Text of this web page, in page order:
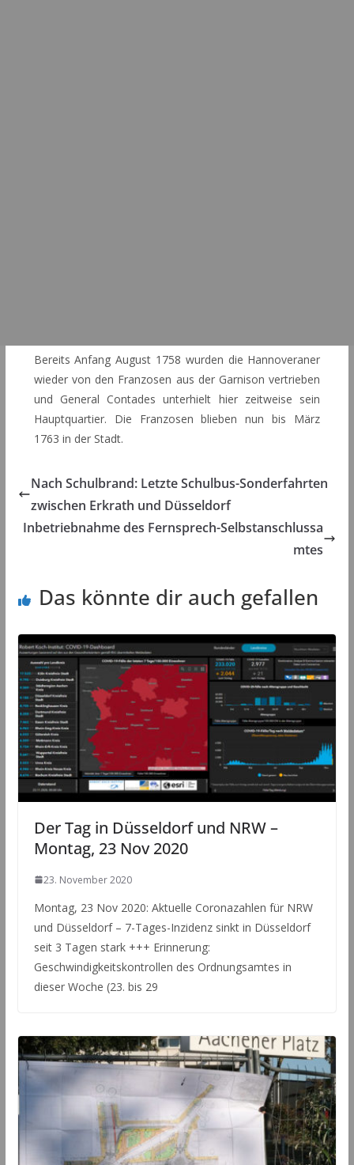
Bereits Anfang August 1758 wurden die Hannoveraner
wieder von den Franzosen aus der Garnison vertrieben
und General Contades unterhielt hier zeitweise sein
Hauptquartier. Die Franzosen blieben nun bis März
1763 in der Stadt.
Nach Schulbrand: Letzte Schulbus-Sonderfahrten
zwischen Erkrath und Düsseldorf
Inbetriebnahme des Fernsprech-Selbstanschlussa
mtes
Das könnte dir auch gefallen
Der Tag in Düsseldorf und NRW –
Montag, 23 Nov 2020
23. November 2020
Montag, 23 Nov 2020: Aktuelle Coronazahlen für NRW
und Düsseldorf – 7-Tages-Inzidenz sinkt in Düsseldorf
seit 3 Tagen stark +++ Erinnerung:
Geschwindigkeitskontrollen des Ordnungsamtes in
dieser Woche (23. bis 29